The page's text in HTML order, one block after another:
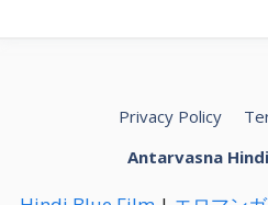
Privacy Policy
Antarvasna